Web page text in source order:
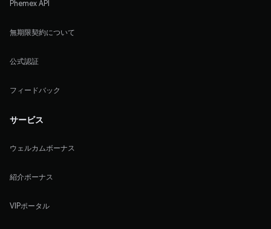
Phemex API
無期限契約について
公式認証
フィードバック
サービス
ウェルカムボーナス
紹介ボーナス
VIPポータル